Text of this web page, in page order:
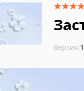
Версия: